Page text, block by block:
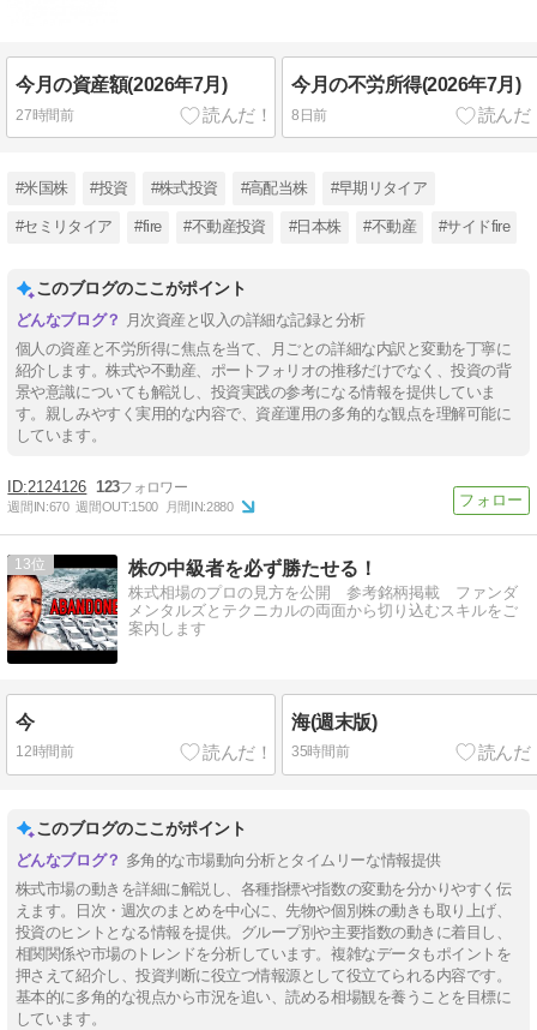
今月の資産額(2026年7月)
27時間前
今月の不労所得(2026年7月)
8日前
#米国株 #投資 #株式投資 #高配当株 #早期リタイア
#セミリタイア #fire #不動産投資 #日本株 #不動産 #サイドfire
このブログのここがポイント
月次資産と収入の詳細な記録と分析
個人の資産と不労所得に焦点を当て、月ごとの詳細な内訳と変動を丁寧に
紹介します。株式や不動産、ポートフォリオの推移だけでなく、投資の背
景や意識についても解説し、投資実践の参考になる情報を提供していま
す。親しみやすく実用的な内容で、資産運用の多角的な観点を理解可能に
しています。
2124126 123
週間IN:670 週間OUT:1500 月間IN:2880
13 株の中級者を必ず勝たせる！
株式相場のプロの見方を公開 参考銘柄掲載 ファンダ
メンタルズとテクニカルの両面から切り込むスキルをご
案内します
今
12時間前
海(週末版)
35時間前
このブログのここがポイント
多角的な市場動向分析とタイムリーな情報提供
株式市場の動きを詳細に解説し、各種指標や指数の変動を分かりやすく伝
えます。日次・週次のまとめを中心に、先物や個別株の動きも取り上げ、
投資のヒントとなる情報を提供。グループ別や主要指数の動きに着目し、
相関関係や市場のトレンドを分析しています。複雑なデータもポイントを
押さえて紹介し、投資判断に役立つ情報源として役立てられる内容です。
基本的に多角的な視点から市況を追い、読める相場観を養うことを目標に
しています。